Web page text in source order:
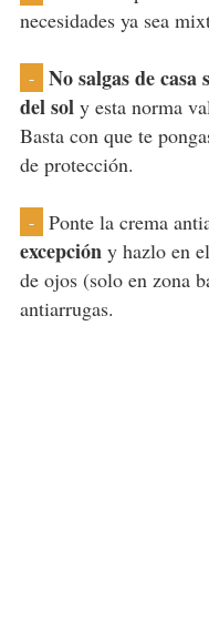
necesidades ya sea
-
No salgas de
del soly esta norma
Basta con que te
de protección.
- Ponte la crema
excepcióny hazlo en
de ojos (solo en zona
antiarrugas.